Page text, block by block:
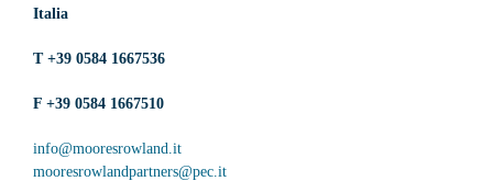
Italia
T +39 0584 1667536
F +39 0584 1667510
info@mooresrowland.it
mooresrowlandpartners@pec.it